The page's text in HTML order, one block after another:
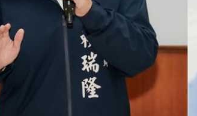
聞台線上直播 18:00
導入智慧營運系統提升效率 12:00
台中「頂奢大道」逐漸成形
新刮刮樂千萬頭獎超「爸」氣